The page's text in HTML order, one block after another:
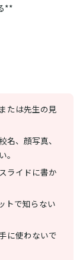
**
たは先生の見
名、顔写真、
。
ライドに書か
トで知らない
に使わないで